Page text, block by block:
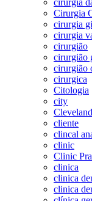
Cirurgia
cirurgia
cirurgia
cirurgião
cirurgião
cirurgião
cirurgica
Citologia
city
Cleveland
cliente
clincal
clinic
Clinic
clinica
clinica
clinica